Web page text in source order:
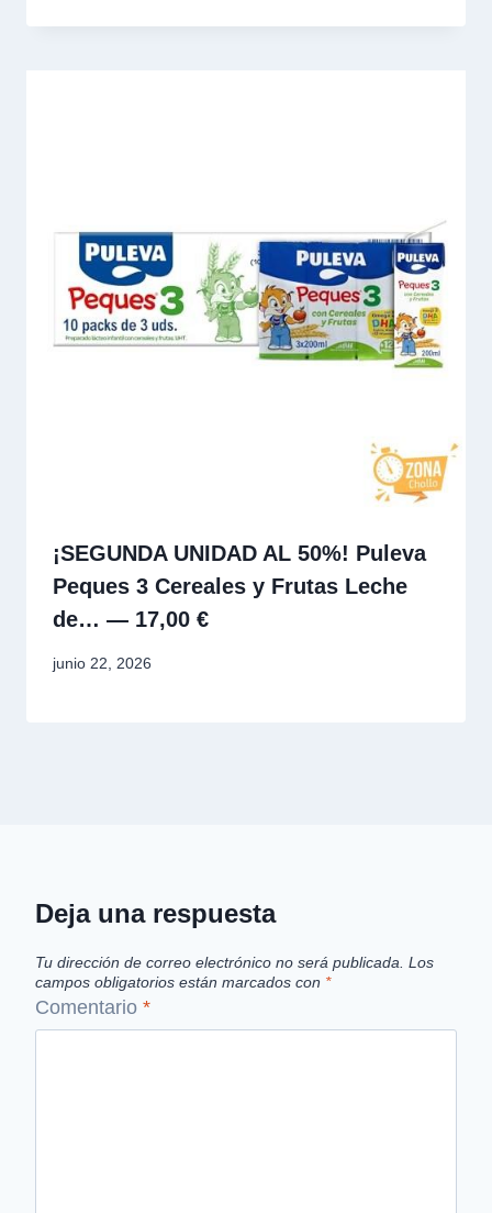
¡SEGUNDA UNIDAD AL 50%! Puleva
Peques 3 Cereales y Frutas Leche
de… — 17,00 €
junio 22, 2026
Deja una respuesta
Tu dirección de correo electrónico no será publicada. Los
campos obligatorios están marcados con *
Comentario *